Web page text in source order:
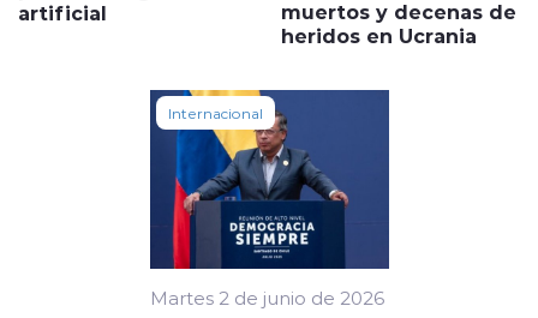
artificial
muertos y decenas de
heridos en Ucrania
Internacional
Martes 2 de junio de 2026